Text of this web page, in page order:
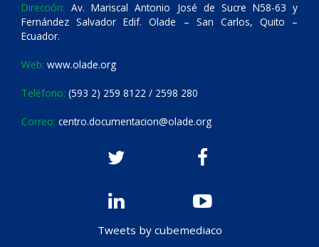
Dirección: Av. Mariscal Antonio José de Sucre N58-63 y
Fernández Salvador Edif. Olade – San Carlos, Quito –
Ecuador.
Web: www.olade.org
Teléfono: (593 2) 259 8122 / 2598 280
Correo: centro.documentacion@olade.org
Tweets by cubemediaco